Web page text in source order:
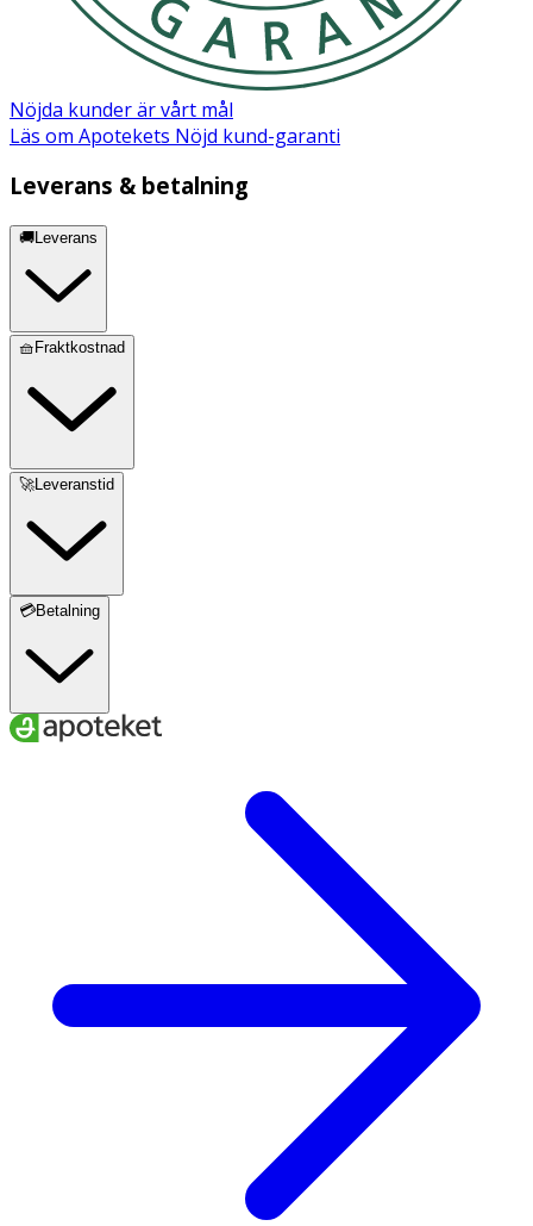
Nöjda kunder är vårt mål
Läs om Apotekets Nöjd kund-garanti
Leverans & betalning
🚚Leverans
🧺Fraktkostnad
🚀Leveranstid
💳Betalning